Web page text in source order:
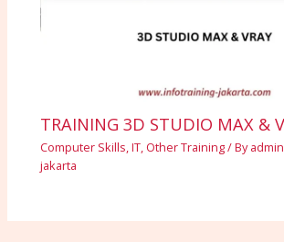
TRAINING 3D STUDIO MAX &
Computer Skills,IT, Other Training/ By
jakarta